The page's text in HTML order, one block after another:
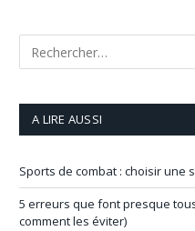
A LIRE AUSSI
Sports de combat : choisir une
5 erreurs que font presque
comment les éviter)